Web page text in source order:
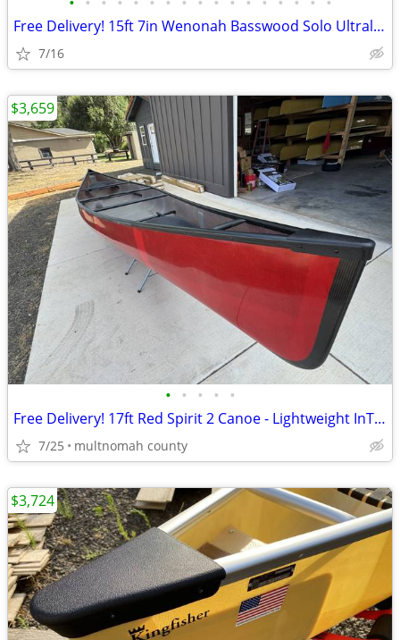
Free Delivery! 15ft 7in Wenonah Basswood Solo Ultralight Canoe 34lbs
7/16
• • • • •
Free Delivery! 17ft Red Spirit 2 Canoe - Lightweight InTek 44lbs
7/25 multnomah county
$3,659
$3,724